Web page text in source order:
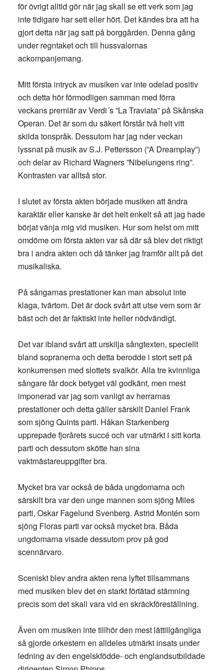
för övrigt alltid gör när jag skall se ett verk som jag
inte tidigare har sett eller hört. Det kändes bra att ha
gjort detta när jag satt på borggården. Denna gång
under regntaket och till hussvalornas
ackompanjemang.
Mitt första intryck av musiken var inte odelad positiv
och detta hör förmodligen samman med förra
veckans premiär av Verdi´s ”La Traviata” på Skånska
Operan. Det är som du säkert förstår två helt vitt
skilda tonspråk. Dessutom har jag nder veckan
lyssnat på musik av S.J. Pettersson (”A Dreamplay”)
och delar av Richard Wagners ”Nibelungens ring”.
Kontrasten var alltså stor.
I slutet av första akten började musiken att ändra
karaktär eller kanske är det helt enkelt så att jag hade
börjat vänja mig vid musiken. Hur som helst om mitt
omdöme om första akten var så där så blev det riktigt
bra i andra akten och då tänker jag framför allt på det
musikaliska.
På sångarnas prestationer kan man absolut inte
klaga, tvärtom. Det är dock svårt att utse vem som är
bäst och det är faktiskt inte heller nödvändigt.
Det var ibland svårt att urskilja sångtexten, speciellt
bland sopranerna och detta berodde i stort sett på
konkurrensen med slottets svalkör. Alla tre kvinnliga
sångare får dock betyget väl godkänt, men mest
imponerad var jag som vanligt av herrarnas
prestationer och detta gäller särskilt Daniel Frank
som sjöng Quints parti. Håkan Starkenberg
upprepade fjorårets succé och var utmärkt i sitt korta
parti och dessutom skötte han sina
vaktmästareuppgifter bra.
Mycket bra var också de båda ungdomarna och
särskilt bra var den unge mannen som sjöng Miles
parti, Oskar Fagelund Svenberg. Astrid Montén som
sjöng Floras parti var också mycket bra. Båda
ungdomarna visade dessutom prov på god
scennärvaro.
Sceniskt blev andra akten rena lyftet tillsammans
med musiken blev det en starkt förtätad stämning
precis som det skall vara vid en skräckföreställning.
Även om musiken inte tillhör den mest lättillgängliga
så gjorde orkestern en alldeles utmärkt insats under
ledning av den engelskfödde- och englandsutbildade